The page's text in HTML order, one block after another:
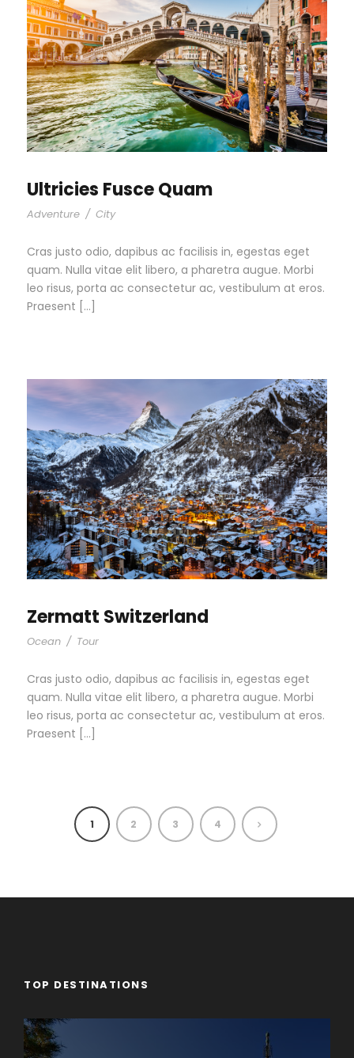
Ultricies Fusce Quam
Adventure / City
Cras justo odio, dapibus ac facilisis in, egestas eget
quam. Nulla vitae elit libero, a pharetra augue. Morbi
leo risus, porta ac consectetur ac, vestibulum at eros.
Praesent […]
Zermatt Switzerland
Ocean / Tour
Cras justo odio, dapibus ac facilisis in, egestas eget
quam. Nulla vitae elit libero, a pharetra augue. Morbi
leo risus, porta ac consectetur ac, vestibulum at eros.
Praesent […]
1 2 3 4
TOP DESTINATIONS